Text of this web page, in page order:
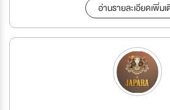
อ่านรายละเอียดเพิ่ม